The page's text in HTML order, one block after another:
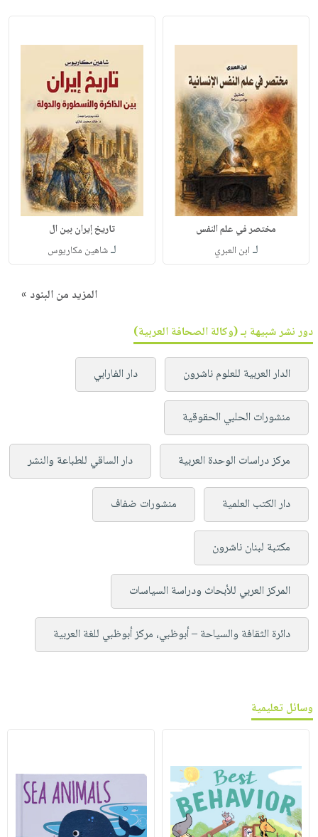
مختصر في علم النفس
لـ ابن العبري
تاريخ إيران بين ال
لـشاهين مكاريوس
المزيد من البنود »
دور نشر شبيهة بـ (وكالة الصحافة العربية)
الدار العربية للعلوم ناشرون دار الفارابي
منشورات الحلبي الحقوقية
مركز دراسات الوحدة العربية دار الساقي للطباعة والنشر
دار الكتب العلمية منشورات ضفاف
مكتبة لبنان ناشرون
المركز العربي للأبحاث ودراسة السياسات
دائرة الثقافة والسياحة – أبوظبي، مركز أبوظبي للغة العربية
وسائل تعليمية